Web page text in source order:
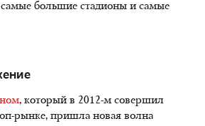
большие стадионы и самые
, который в 2012-м совершил
рынке, пришла новая волна